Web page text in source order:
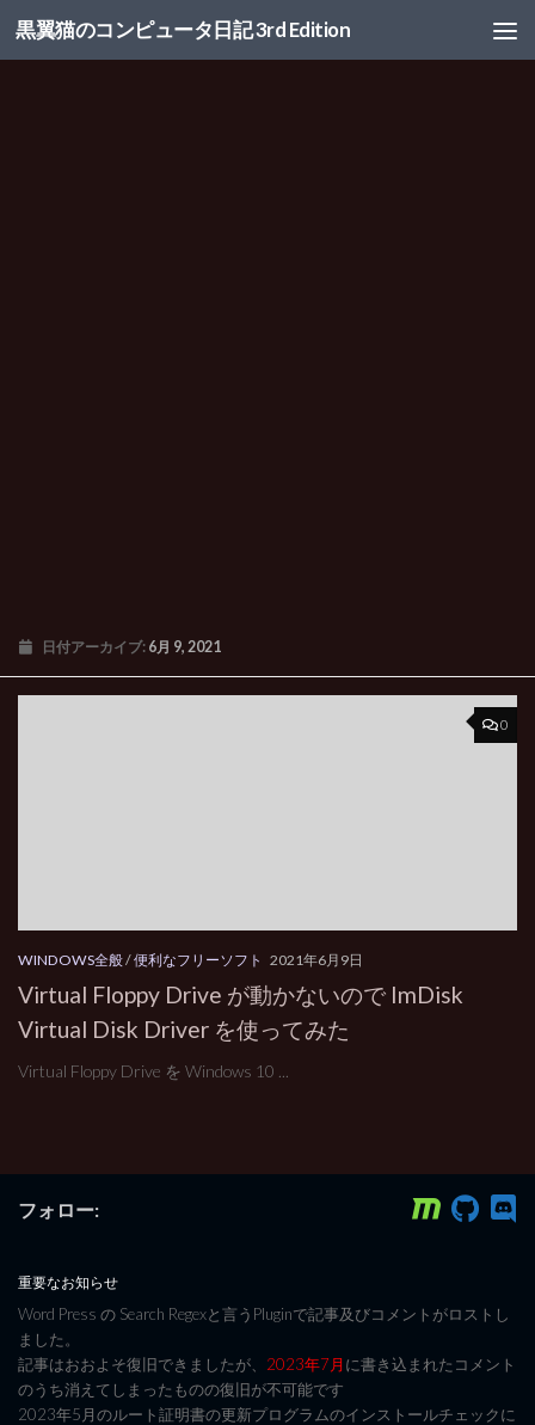
コンテンツへスキップ
黒翼猫のコンピュータ日記 3rd Edition
日付アーカイブ: 6月 9, 2021
0
WINDOWS全般/便利なフリーソフト 2021年6月9日
Virtual Floppy Drive が動かないので ImDisk
Virtual Disk Driver を使ってみた
Virtual Floppy Drive を Windows 10 ...
フォロー:
重要なお知らせ
Word Press の Search Regexと言うPluginで記事及びコメントがロストし
ました。
記事はおおよそ復旧できましたが、 2023年7月に書き込まれたコメント
のうち消えてしまったものの復旧が不可能です
2023年5月のルート証明書の更新プログラムのインストールチェックに